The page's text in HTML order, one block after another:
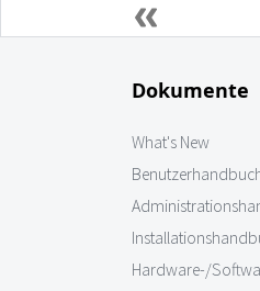
Dokumente
What's New
Hardware-/